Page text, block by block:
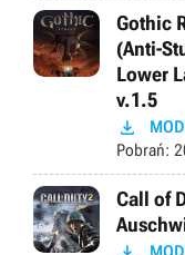
Gothic
(Anti-
Lower
v.1.5

Pobrań:
Call of